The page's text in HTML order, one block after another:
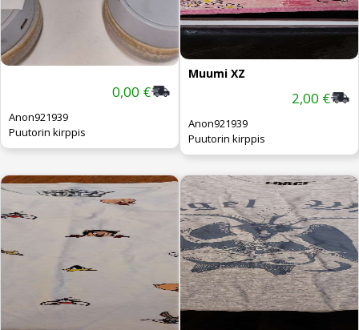
0,00 €
Anon921939
Puutorin kirppis
Muumi XZ
2,00 €
Anon921939
Puutorin kirppis